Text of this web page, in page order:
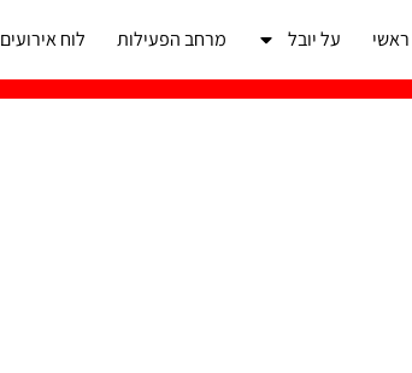
ראשי על יובל מרחב הפעילות לוח אירועים